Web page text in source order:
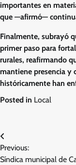
importantes en
que —afirmó—
Finalmente, subrayó
primer paso para
rurales, reafirmando
mantiene presencia y
históricamente han
Posted in Local
Navegación
de
Previous:
Síndica municipal de